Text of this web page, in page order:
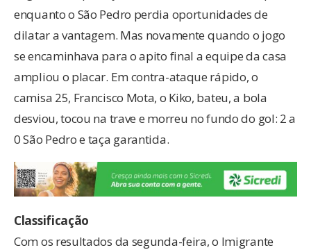
enquanto o São Pedro perdia oportunidades de
dilatar a vantagem. Mas novamente quando o jogo
se encaminhava para o apito final a equipe da casa
ampliou o placar. Em contra-ataque rápido, o
camisa 25, Francisco Mota, o Kiko, bateu, a bola
desviou, tocou na trave e morreu no fundo do gol: 2 a
0 São Pedro e taça garantida.
Classificação
Com os resultados da segunda-feira, o Imigrante